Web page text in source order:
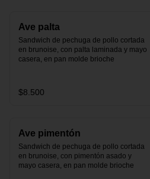
Ave palta
Sandwich de pechuga de pollo cortada
en brunoise, con palta laminada y mayo
casera, en pan molde brioche
$8.500
Ave pimentón
Sandwich de pechuga de pollo cortada
en brunoise, con pimentón asado y
mayo casera, en pan molde brioche